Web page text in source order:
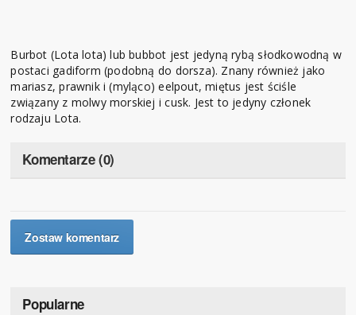
Burbot (Lota lota) lub bubbot jest jedyną rybą słodkowodną w
postaci gadiform (podobną do dorsza). Znany również jako
mariasz, prawnik i (myląco) eelpout, miętus jest ściśle
związany z molwy morskiej i cusk. Jest to jedyny członek
rodzaju Lota.
Komentarze (0)
Zostaw komentarz
Popularne